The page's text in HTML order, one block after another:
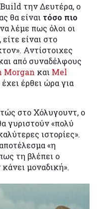
την Δευτέρα, ο
θα είναι τόσο πιο
λέμε πως όλοι οι
είναι στο
Αντίστοιχες
από συναδέλφους
Morgan και Mel
έρθει ώρα για
στο Χόλυγουντ, ο
γυριστούν «πολύ
ιστορίες».
«η
τη βλέπει ο
μοναδική».